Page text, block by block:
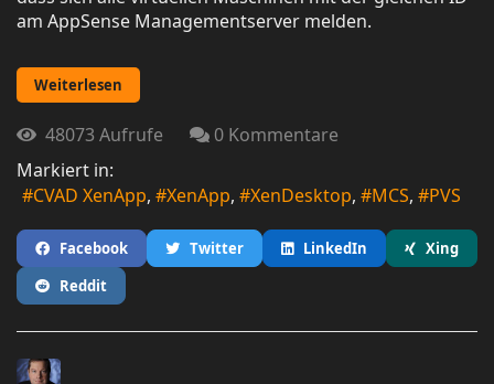
am AppSense Managementserver melden.
Weiterlesen
48073 Aufrufe
0 Kommentare
Markiert in:
CVAD XenApp
XenApp XenDesktop MCS PVS
Facebook Twitter LinkedIn
Xing
Reddit